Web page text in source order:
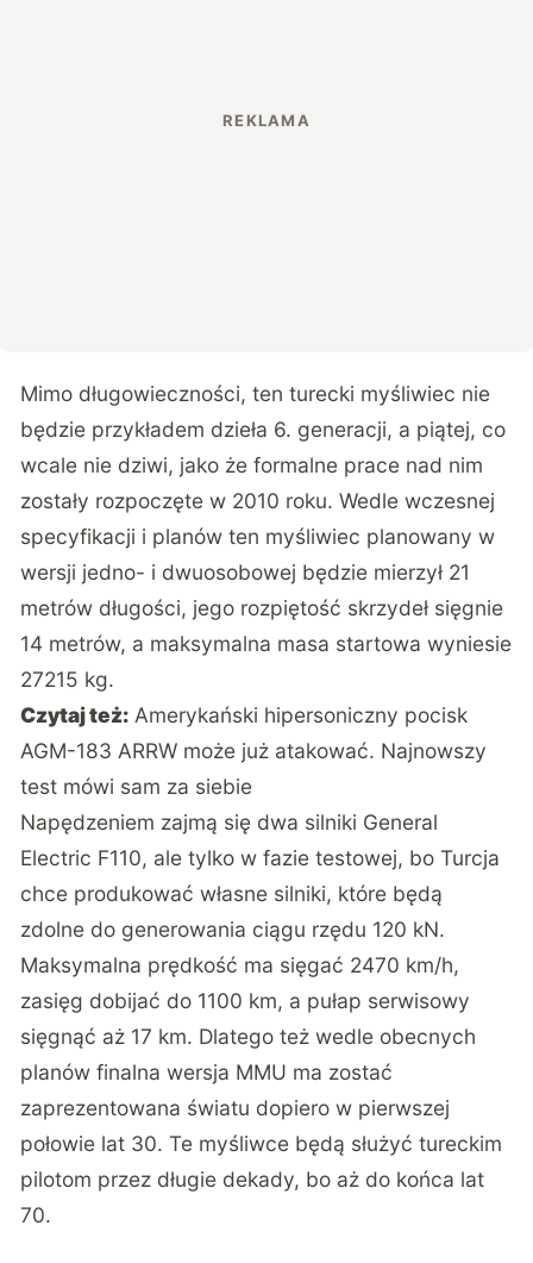
Mimo długowieczności, ten turecki myśliwiec nie
będzie przykładem dzieła 6. generacji, a piątej, co
wcale nie dziwi, jako że formalne prace nad nim
zostały rozpoczęte w 2010 roku. Wedle wczesnej
specyfikacji i planów ten myśliwiec planowany w
wersji jedno- i dwuosobowej będzie mierzył 21
metrów długości, jego rozpiętość skrzydeł sięgnie
14 metrów, a maksymalna masa startowa wyniesie
27215 kg.
Czytaj też: Amerykański hipersoniczny pocisk
AGM-183 ARRW może już atakować. Najnowszy
test mówi sam za siebie
Napędzeniem zajmą się dwa silniki General
Electric F110, ale tylko w fazie testowej, bo Turcja
chce produkować własne silniki, które będą
zdolne do generowania ciągu rzędu 120 kN.
Maksymalna prędkość ma sięgać 2470 km/h,
zasięg dobijać do 1100 km, a pułap serwisowy
sięgnąć aż 17 km. Dlatego też wedle obecnych
planów finalna wersja MMU ma zostać
zaprezentowana światu dopiero w pierwszej
połowie lat 30. Te myśliwce będą służyć tureckim
pilotom przez długie dekady, bo aż do końca lat
70.